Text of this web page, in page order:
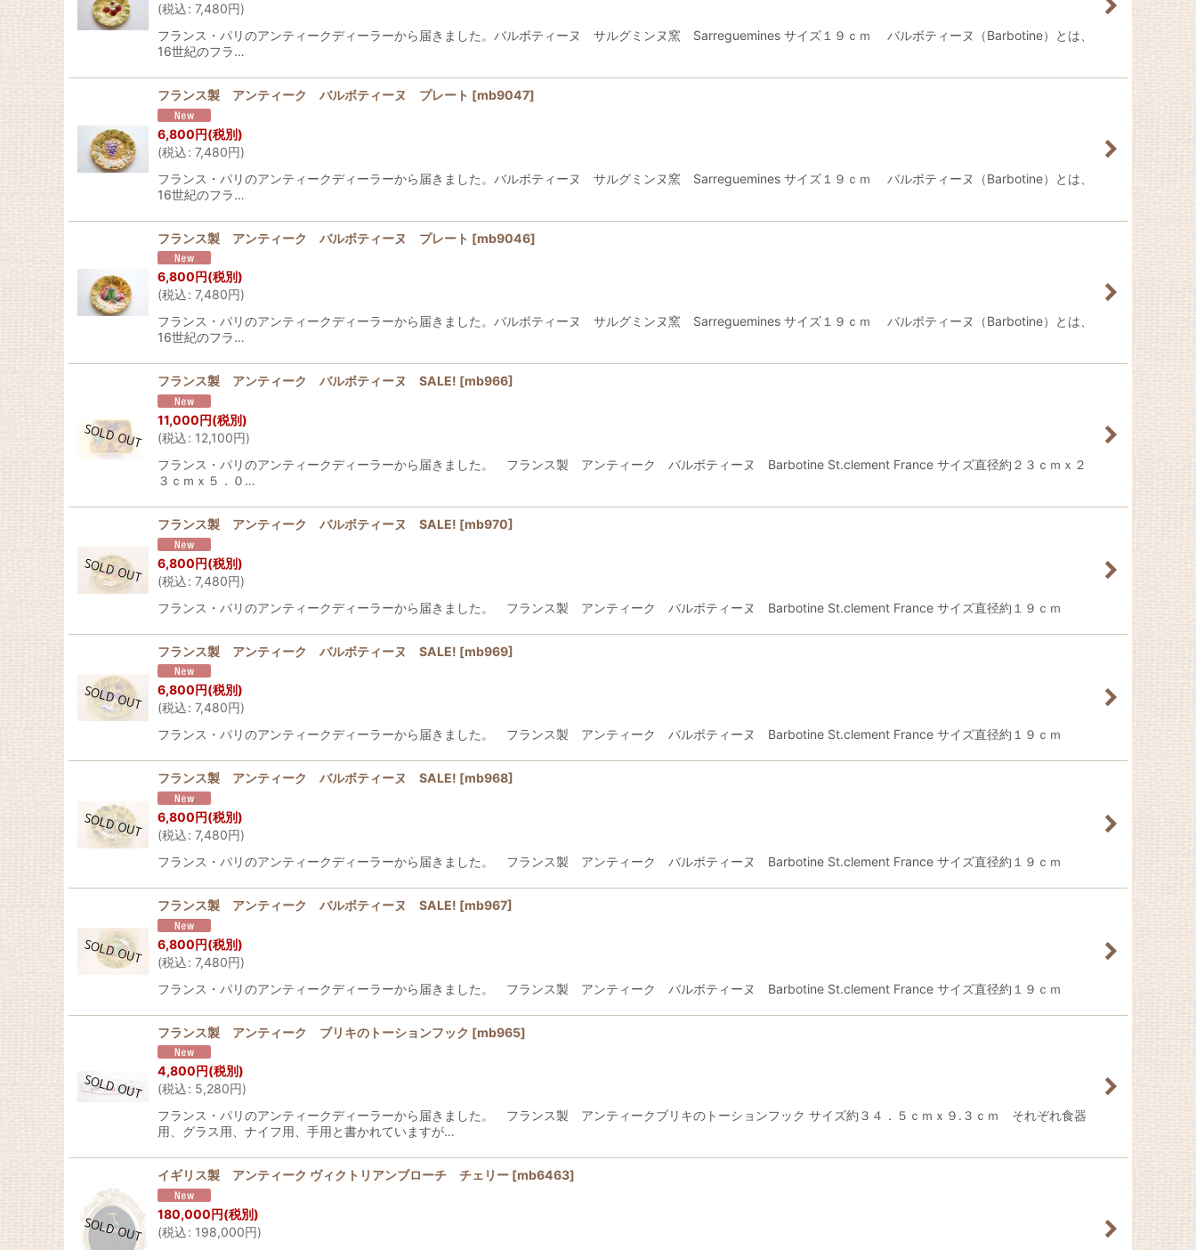
(税込: 7,480円)
フランス・パリのアンティークディーラーから届きました。バルボティーヌ サルグミンヌ窯 Sarreguemines サイズ１９ｃｍ バルボティーヌ（Barbotine）とは、
16世紀のフラ…
フランス製 アンティーク バルボティーヌ プレート [mb9047]
6,800円(税別)
(税込: 7,480円)
フランス・パリのアンティークディーラーから届きました。バルボティーヌ サルグミンヌ窯 Sarreguemines サイズ１９ｃｍ バルボティーヌ（Barbotine）とは、
16世紀のフラ…
フランス製 アンティーク バルボティーヌ プレート [mb9046]
6,800円(税別)
(税込: 7,480円)
フランス・パリのアンティークディーラーから届きました。バルボティーヌ サルグミンヌ窯 Sarreguemines サイズ１９ｃｍ バルボティーヌ（Barbotine）とは、
16世紀のフラ…
フランス製 アンティーク バルボティーヌ SALE! [mb966]
11,000円(税別)
(税込: 12,100円)
フランス・パリのアンティークディーラーから届きました。 フランス製 アンティーク バルボティーヌ Barbotine St.clement France サイズ直径約２３ｃｍｘ２
３ｃｍｘ５．０…
フランス製 アンティーク バルボティーヌ SALE! [mb970]
6,800円(税別)
(税込: 7,480円)
フランス・パリのアンティークディーラーから届きました。 フランス製 アンティーク バルボティーヌ Barbotine St.clement France サイズ直径約１９ｃｍ
フランス製 アンティーク バルボティーヌ SALE! [mb969]
6,800円(税別)
(税込: 7,480円)
フランス・パリのアンティークディーラーから届きました。 フランス製 アンティーク バルボティーヌ Barbotine St.clement France サイズ直径約１９ｃｍ
フランス製 アンティーク バルボティーヌ SALE! [mb968]
6,800円(税別)
(税込: 7,480円)
フランス・パリのアンティークディーラーから届きました。 フランス製 アンティーク バルボティーヌ Barbotine St.clement France サイズ直径約１９ｃｍ
フランス製 アンティーク バルボティーヌ SALE! [mb967]
6,800円(税別)
(税込: 7,480円)
フランス・パリのアンティークディーラーから届きました。 フランス製 アンティーク バルボティーヌ Barbotine St.clement France サイズ直径約１９ｃｍ
フランス製 アンティーク ブリキのトーションフック [mb965]
4,800円(税別)
(税込: 5,280円)
フランス・パリのアンティークディーラーから届きました。 フランス製 アンティークブリキのトーションフック サイズ約３４．５ｃｍｘ９.３ｃｍ それぞれ食器
用、グラス用、ナイフ用、手用と書かれていますが…
イギリス製 アンティーク ヴィクトリアンブローチ チェリー [mb6463]
180,000円(税別)
(税込: 198,000円)